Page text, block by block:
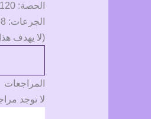
الحصة: 120جم 2سكوب.
الجرعات: 58جرعة.
(لا يهدف
المراجعات
لا توجد